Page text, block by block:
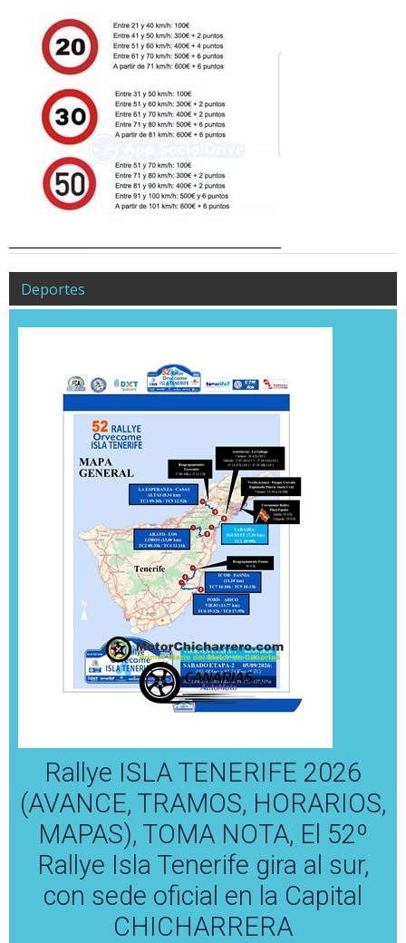
Deportes
Rallye ISLA TENERIFE 2026
(AVANCE, TRAMOS, HORARIOS,
MAPAS), TOMA NOTA, El 52º
Rallye Isla Tenerife gira al sur,
con sede oficial en la Capital
CHICHARRERA